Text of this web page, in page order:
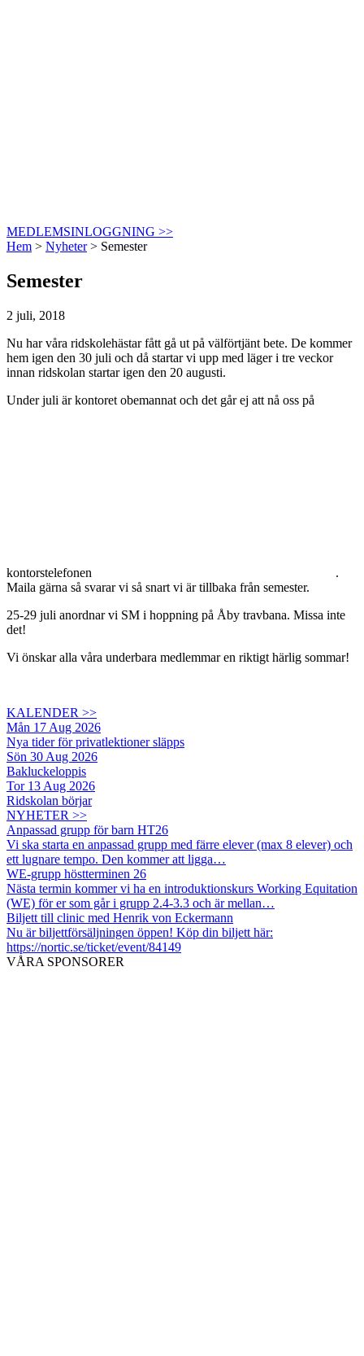
MEDLEMSINLOGGNING >>
Hem > Nyheter> Semester
Semester
2 juli, 2018
Nu har våra ridskolehästar fått gå ut på välförtjänt bete. De kommer
hem igen den 30 juli och då startar vi upp med läger i tre veckor
innan ridskolan startar igen den 20 augusti.
Under juli är kontoret obemannat och det går ej att nå oss på
kontorstelefonen
.
Maila gärna så svarar vi så snart vi är tillbaka från semester.
25-29 juli anordnar vi SM i hoppning på Åby travbana. Missa inte
det!
Vi önskar alla våra underbara medlemmar en riktigt härlig sommar!
KALENDER >>
Mån 17 Aug 2026
Nya tider för privatlektioner släpps
Sön 30 Aug 2026
Bakluckeloppis
Tor 13 Aug 2026
Ridskolan börjar
NYHETER >>
Anpassad grupp för barn HT26
Vi ska starta en anpassad grupp med färre elever (max 8 elever) och
ett lugnare tempo. Den kommer att ligga…
WE-grupp höstterminen 26
Nästa termin kommer vi ha en introduktionskurs Working Equitation
(WE) för er som går i grupp 2.4-3.3 och är mellan…
Biljett till clinic med Henrik von Eckermann
Nu är biljettförsäljningen öppen! Köp din biljett här:
https://nortic.se/ticket/event/84149
VÅRA SPONSORER